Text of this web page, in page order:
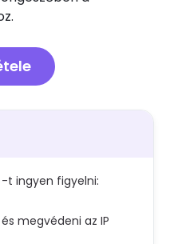
t ingyen figyelni:
megvédeni az IP